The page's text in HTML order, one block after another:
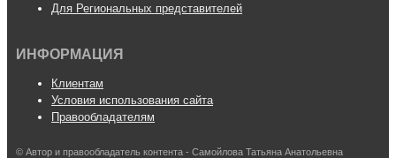
Для Региональных представителей
ИНФОРМАЦИЯ
Клиентам
Условия использования сайта
Правообладателям
© Автор и правообладатель контента - Самойлова Татьяна Анатольевна